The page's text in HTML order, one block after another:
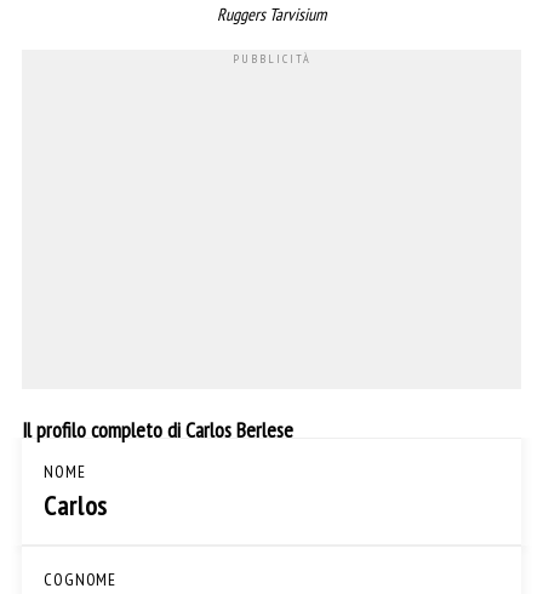
Ruggers Tarvisium
Il profilo completo di Carlos Berlese
NOME
Carlos
COGNOME